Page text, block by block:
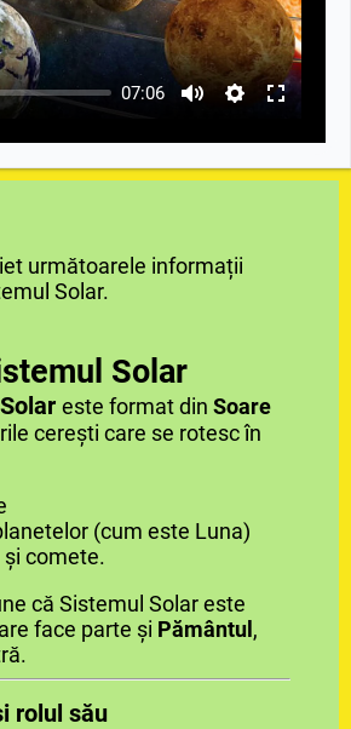
07:06
următoarele informații
Solar.
Solar
este format din Soare
cerești care se rotesc în
(cum este Luna)
comete.
că Sistemul Solar este
face parte și Pământul ,
rolul său